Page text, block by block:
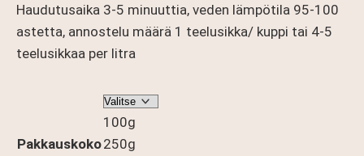
Haudutusaika 3-5 minuuttia, veden lämpötila 95-100
astetta, annostelu määrä 1 teelusikka/ kuppi tai 4-5
teelusikkaa per litra
Pakkauskoko
100g
250g